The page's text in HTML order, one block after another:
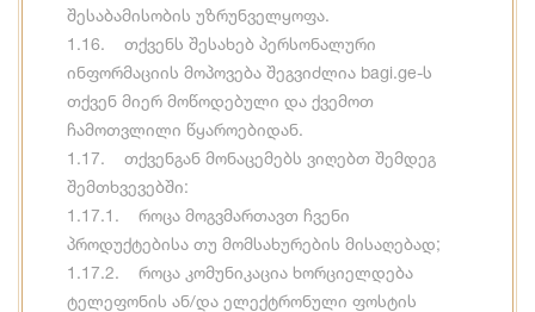
შესაბამისობის უზრუნველყოფა.
1.16. თქვენს შესახებ პერსონალური
ინფორმაციის მოპოვება შეგვიძლია bagi.ge-ს
თქვენ მიერ მოწოდებული და ქვემოთ
ჩამოთვლილი წყაროებიდან.
1.17. თქვენგან მონაცემებს ვიღებთ შემდეგ
შემთხვევებში:
1.17.1. როცა მოგვმართავთ ჩვენი
პროდუქტებისა თუ მომსახურების მისაღებად;
1.17.2. როცა კომუნიკაცია ხორციელდება
ტელეფონის ან/და ელექტრონული ფოსტის